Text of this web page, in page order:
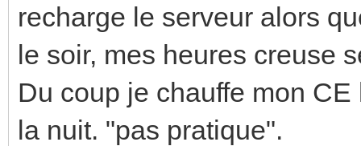
recharge le serveur alors
le soir, mes heures creuse
Du coup je chauffe mon
la nuit. "pas pratique".